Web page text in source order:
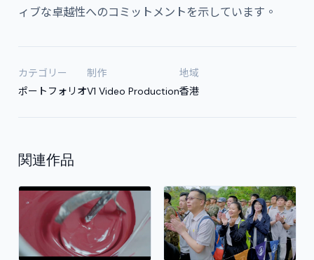
ィブな卓越性へのコミットメントを示しています。
カテゴリー
ポートフォリオ
制作
V1 Video Production
地域
香港
関連作品